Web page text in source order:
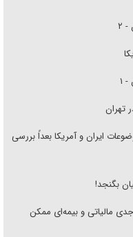
۲
۱
تهران
ایران و آمریکا بعداً بررسی
بگنجد!
مالیاتی و بیمه‌ای ممکن